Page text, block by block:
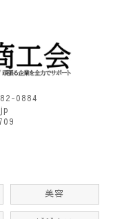
0884
美容